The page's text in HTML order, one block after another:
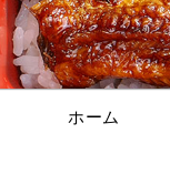
ホーム